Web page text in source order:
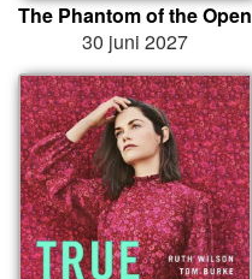
The Phantom of the Open
30 juni 2027